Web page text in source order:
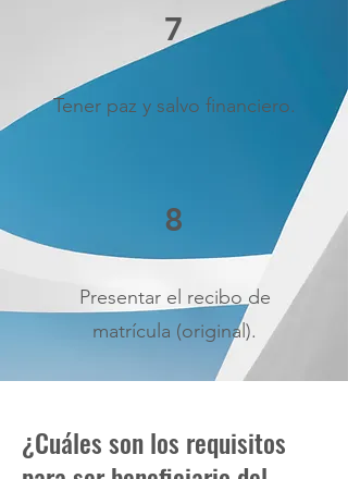
7
Tener paz y salvo financiero.
8
Presentar el recibo de
matrícula (original).
¿Cuáles son los requisitos